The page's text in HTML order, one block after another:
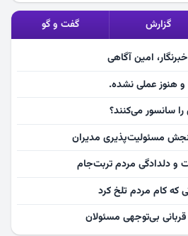
گزارش گفت و گو
امین آگاهی
هنوز عملی نشده.
سانسور می‌کنند؟
مسئولیت‌پذیری مدیران
و دلدادگی مردم تربت‌جام
که کام مردم تلخ کرد
بی‌توجهی مسئولان